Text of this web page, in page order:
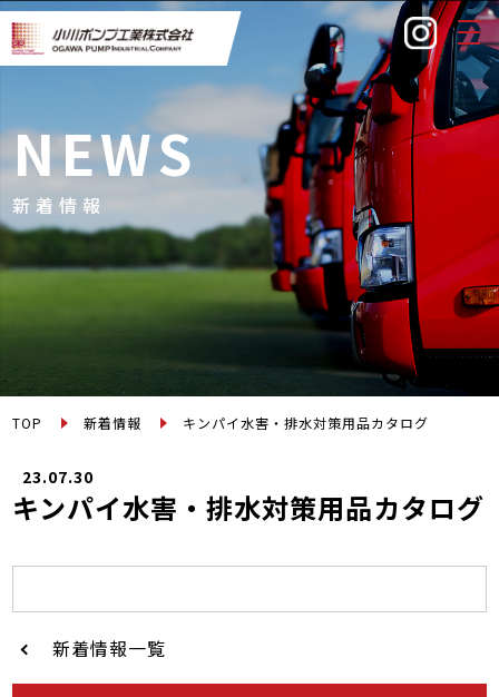
NEWS
新着情報
TOP 新着情報 キンパイ水害・排水対策用品カタログ
23.07.30
キンパイ水害・排水対策用品カタログ
新着情報一覧